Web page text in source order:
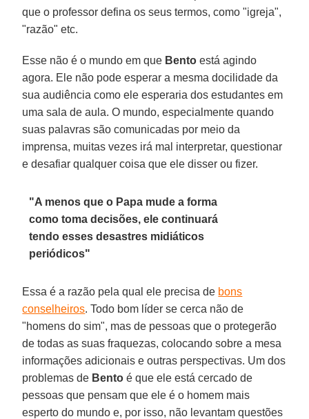
que o professor defina os seus termos, como "igreja",
"razão" etc.
Esse não é o mundo em que Bento está agindo
agora. Ele não pode esperar a mesma docilidade da
sua audiência como ele esperaria dos estudantes em
uma sala de aula. O mundo, especialmente quando
suas palavras são comunicadas por meio da
imprensa, muitas vezes irá mal interpretar, questionar
e desafiar qualquer coisa que ele disser ou fizer.
"A menos que o Papa mude a forma
como toma decisões, ele continuará
tendo esses desastres midiáticos
periódicos"
Essa é a razão pela qual ele precisa de bons
conselheiros. Todo bom líder se cerca não de
"homens do sim", mas de pessoas que o protegerão
de todas as suas fraquezas, colocando sobre a mesa
informações adicionais e outras perspectivas. Um dos
problemas de Bento é que ele está cercado de
pessoas que pensam que ele é o homem mais
esperto do mundo e, por isso, não levantam questões